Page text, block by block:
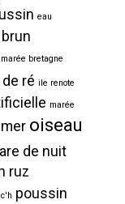
eau
bretagne
de ré ile renote
marée
mer oiseau
de nuit
ruz
poussin